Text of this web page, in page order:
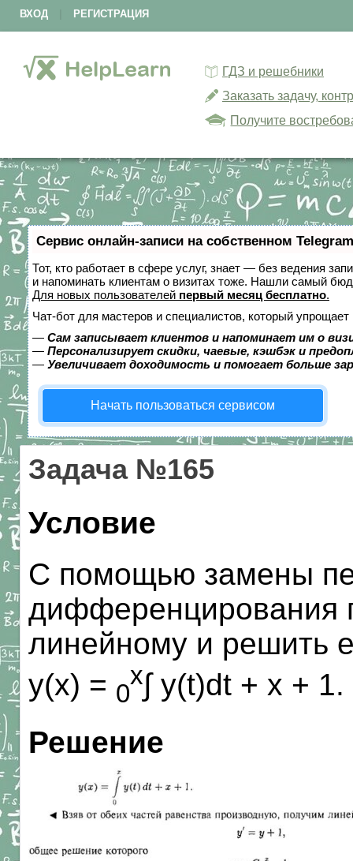
ВХОД РЕГИСТРАЦИЯ
ГДЗ и решебники
Заказать задачу,
Получите
Сервис онлайн-записи на собственном
Тот, кто работает в сфере услуг, знает — без ведения
и напоминать клиентам о визитах тоже. Нашли самый
Для новых пользователей первый месяц бесплатно.
Чат-бот для мастеров и специалистов, который упрощает
— Сам записывает клиентов и напоминает им о
— Персонализирует скидки, чаевые, кэшбэк и
— Увеличивает доходимость и помогает больше
Начать пользоваться сервисом
Задача №165
Условие
С помощью замены
дифференцирования
линейному и решить
y(x) = 0
x∫ y(t)dt + x + 1.
Решение